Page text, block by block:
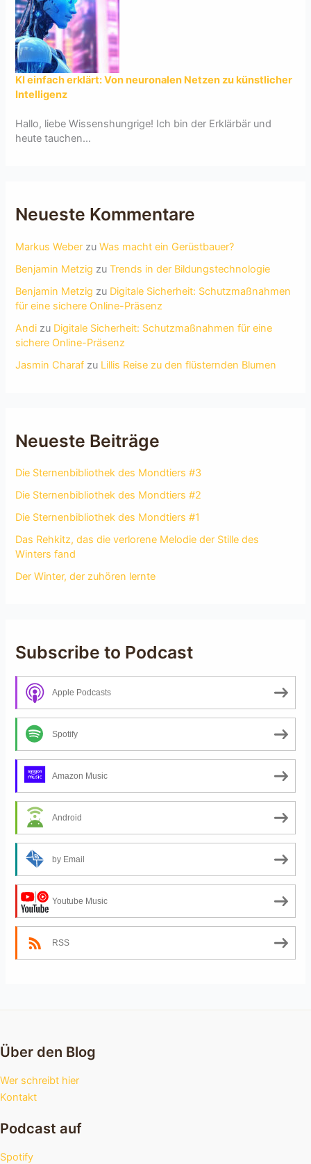
KI einfach erklärt: Von neuronalen Netzen zu künstlicher
Intelligenz
Hallo, liebe Wissenshungrige! Ich bin der Erklärbär und
heute tauchen...
Neueste Kommentare
Markus Weber zuWas macht ein Gerüstbauer?
Benjamin Metzig zuTrends in der Bildungstechnologie
Benjamin Metzig zu Digitale Sicherheit: Schutzmaßnahmen
für eine sichere Online-Präsenz
Andi zu Digitale Sicherheit: Schutzmaßnahmen für eine
sichere Online-Präsenz
Jasmin Charaf zu Lillis Reise zu den flüsternden Blumen
Neueste Beiträge
Die Sternenbibliothek des Mondtiers #3
Die Sternenbibliothek des Mondtiers #2
Die Sternenbibliothek des Mondtiers #1
Das Rehkitz, das die verlorene Melodie der Stille des
Winters fand
Der Winter, der zuhören lernte
Subscribe to Podcast
Apple Podcasts
Spotify
Amazon Music
Android
by Email
Youtube Music
RSS
Über den Blog
Wer schreibt hier
Kontakt
Podcast auf
Spotify